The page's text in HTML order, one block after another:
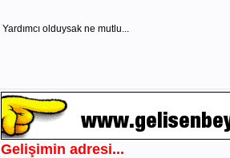
Yardımcı olduysak ne mutlu...
Gelişimin adresi...